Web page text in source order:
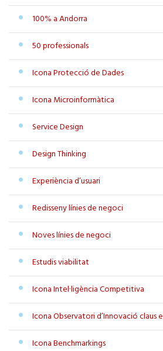
100% a Andorra
50 professionals
Icona Protecció de Dades
Icona Microinformàtica
Service Design
Design Thinking
Experiència d’usuari
Redisseny línies de negoci
Noves línies de negoci
Estudis viabilitat
Icona Intel·ligència Competitiva
Icona Observatori d’Innovació claus
Icona Benchmarkings